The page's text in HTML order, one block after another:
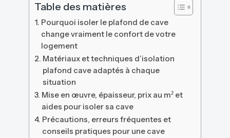
Table des matières
Pourquoi isoler le plafond de cave
change vraiment le confort de votre
logement
Matériaux et techniques d’isolation
plafond cave adaptés à chaque
situation
Mise en œuvre, épaisseur, prix au m² et
aides pour isoler sa cave
Précautions, erreurs fréquentes et
conseils pratiques pour une cave